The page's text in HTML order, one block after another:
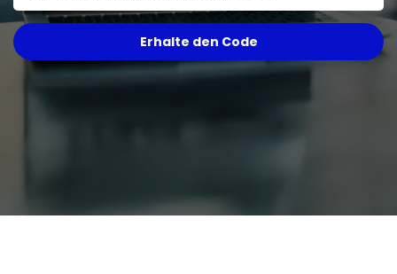
Erhalte den Code